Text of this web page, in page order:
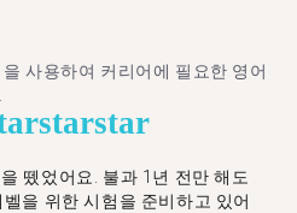
을 사용하여 커리어에 필요한 영어
starstar
뗐었어요. 불과 1년 전만 해도
을 위한 시험을 준비하고 있어